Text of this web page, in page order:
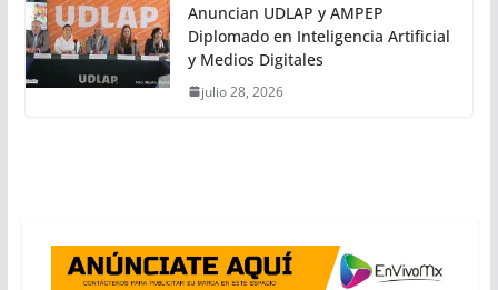
Anuncian UDLAP y AMPEP
Diplomado en Inteligencia Artificial
y Medios Digitales
julio 28, 2026